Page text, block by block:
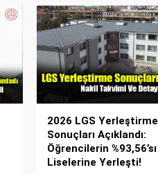
2026 LGS Yerleştirme
Sonuçları Açıklandı:
Öğrencilerin %93,56’sı
Liselerine Yerleşti!